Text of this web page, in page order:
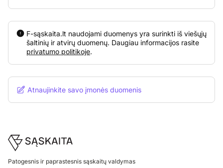
F-sąskaita.lt naudojami duomenys yra surinkti iš viešųjų
šaltinių ir atvirų duomenų. Daugiau informacijos rasite
privatumo politikoje.
Atnaujinkite savo įmonės duomenis
Footer
Patogesnis ir paprastesnis sąskaitų valdymas